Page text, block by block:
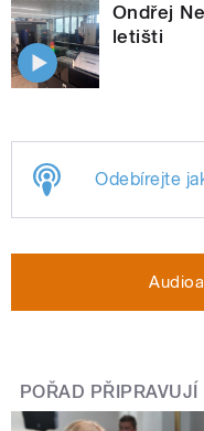
Ondřej
letišti
Odebírejte
POŘAD PŘIPRAVUJÍ